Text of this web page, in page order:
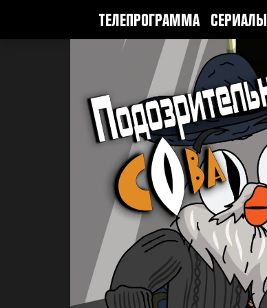
ТЕЛЕПРОГРАММА СЕРИАЛЫ